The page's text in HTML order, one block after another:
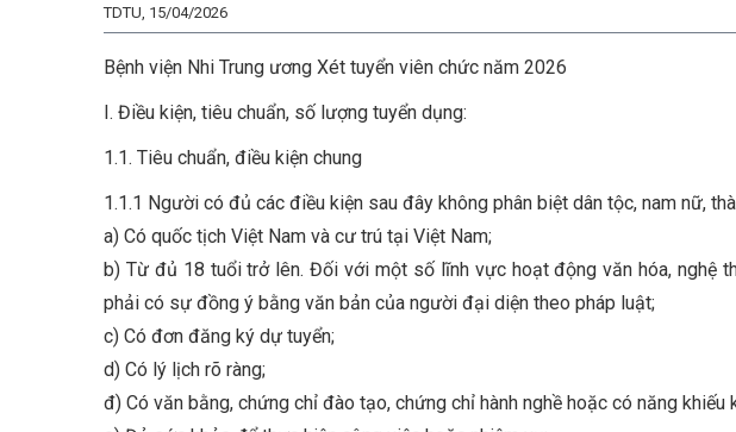
TDTU, 15/04/2026
Bệnh viện Nhi Trung ương Xét tuyển viên chức năm 2026
I. Điều kiện, tiêu chuẩn, số lượng tuyển dụng:
1.1. Tiêu chuẩn, điều kiện chung
1.1.1 Người có đủ các điều kiện sau đây không phân biệt dân tộc, nam nữ,
a) Có quốc tịch Việt Nam và cư trú tại Việt Nam;
b) Từ đủ 18 tuổi trở lên. Đối với một số lĩnh vực hoạt động văn hóa, nghệ
phải có sự đồng ý bằng văn bản của người đại diện theo pháp luật;
c) Có đơn đăng ký dự tuyển;
d) Có lý lịch rõ ràng;
đ) Có văn bằng, chứng chỉ đào tạo, chứng chỉ hành nghề hoặc có năng